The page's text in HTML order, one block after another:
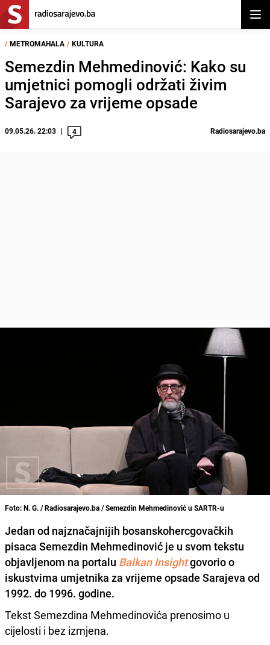
/ METROMAHALA / KULTURA
Semezdin Mehmedinović: Kako su
umjetnici pomogli održati živim
Sarajevo za vrijeme opsade
09.05.26. 22:03 4 Radiosarajevo.ba
Foto: N. G. / Radiosarajevo.ba / Semezdin Mehmedinović u SARTR-u
Jedan od najznačajnijih bosanskohercgovačkih
pisaca Semezdin Mehmedinović je u svom tekstu
objavljenom na portalu Balkan Insightgovorio o
iskustvima umjetnika za vrijeme opsade Sarajeva od
1992. do 1996. godine.
Tekst Semezdina Mehmedinovića prenosimo u
cijelosti i bez izmjena.